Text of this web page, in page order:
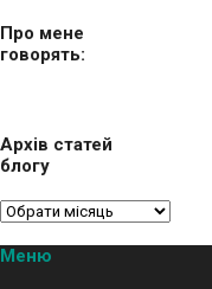
Про мене
говорять:
Архів статей
блогу
Меню